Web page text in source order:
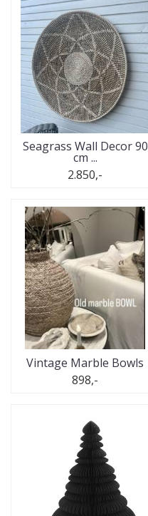
Seagrass Wall Decor 90
cm ...
2.850,-
Vintage Marble Bowls
898,-